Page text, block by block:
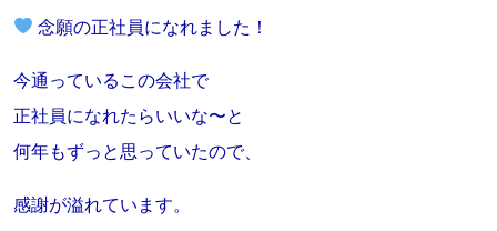
念願の正社員になれました！
今通っているこの会社で
正社員になれたらいいな〜と
何年もずっと思っていたので、
感謝が溢れています。